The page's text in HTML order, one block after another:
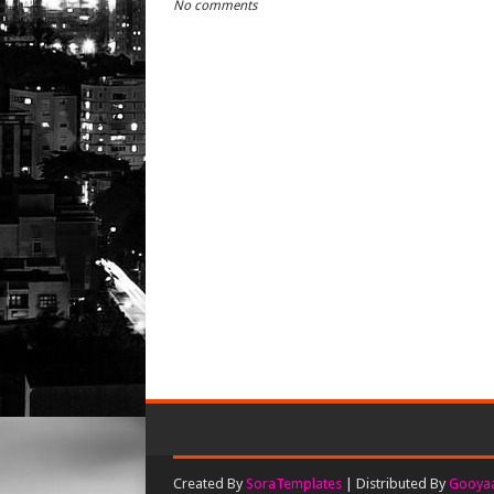
No comments
Created By SoraTemplates | Distributed By